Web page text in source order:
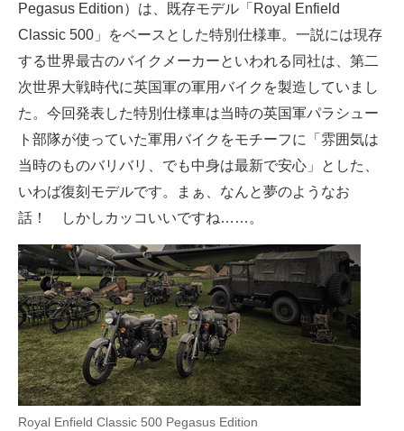
IT製品の技術・比較・事例
製造業のIT導入・活用を支援
モノづくり技術者専門サイト
エレクトロニクス専門サイト
電子設計の基本と応用
エネルギーの専門メディア
建設×テクノロジーの最前線
ちょっと気になるネットの話題
Pegasus Edition）は、既存モデル「Royal Enfield
Classic 500」をベースとした特別仕様車。一説には現存
する世界最古のバイクメーカーといわれる同社は、第二
次世界大戦時代に英国軍の軍用バイクを製造していまし
た。今回発表した特別仕様車は当時の英国軍パラシュー
ト部隊が使っていた軍用バイクをモチーフに「雰囲気は
当時のものバリバリ、でも中身は最新で安心」とした、
いわば復刻モデルです。まぁ、なんと夢のようなお
話！ しかしカッコいいですね……。
Royal Enfield Classic 500 Pegasus Edition